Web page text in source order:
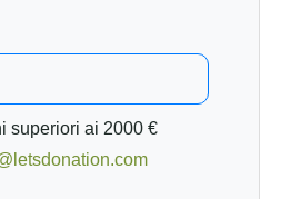
superiori ai 2000 €